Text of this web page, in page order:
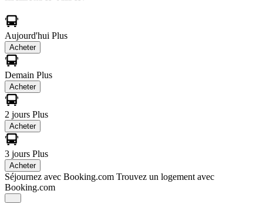
Aujourd'hui Plus
Acheter
Demain Plus
Acheter
2 jours Plus
Acheter
3 jours Plus
Acheter
Séjournez avec Booking.com Trouvez un logement avec
Booking.com